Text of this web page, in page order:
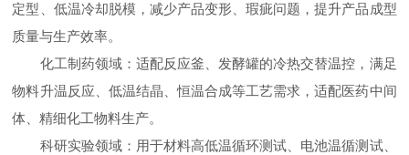
定型、低温冷却脱模，减少产品变形、瑕疵问题，提升产品成型
质量与生产效率。
化工制药领域：适配反应釜、发酵罐的冷热交替温控，满足
物料升温反应、低温结晶、恒温合成等工艺需求，适配医药中间
体、精细化工物料生产。
科研实验领域：用于材料高低温循环测试、电池温循测试、